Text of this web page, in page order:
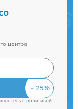
центра
cполитикой